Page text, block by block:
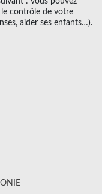
contrôle de votre
aider ses enfants…).